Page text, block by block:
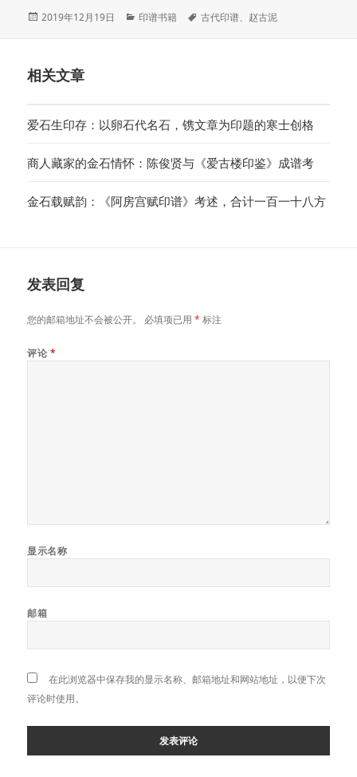
发
2019年12月19日
分
印谱书籍
标
古代印谱、 赵古泥
相关文章
爱石生印存：以卵石代名石，镌文章为印题的寒士创格
商人藏家的金石情怀：陈俊贤与《爱古楼印鉴》成谱考
金石载赋韵：《阿房宫赋印谱》考述，合计一百一十八方
发表回复
您的邮箱地址不会被公开。 必填项已用* 标注
评论 *
显示名称
邮箱
在此浏览器中保存我的显示名称、邮箱地址和网站地址，以便下次
评论时使用。